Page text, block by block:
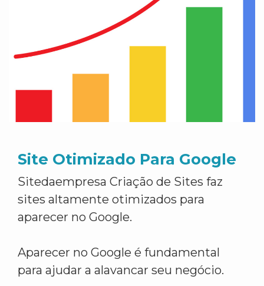
Site Otimizado Para Google
Sitedaempresa Criação de Sites faz
sites altamente otimizados para
aparecer no Google.
Aparecer no Google é fundamental
para ajudar a alavancar seu negócio.